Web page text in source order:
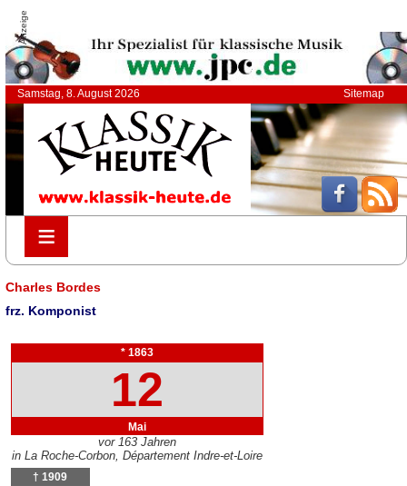
Anzeige
Samstag, 8. August 2026 Sitemap
≡
≡
Charles Bordes
frz. Komponist
* 1863
12
Mai
vor 163 Jahren
in La Roche-Corbon, Département Indre-et-Loire
† 1909